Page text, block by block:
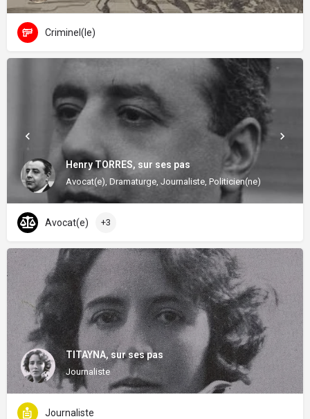
Criminel(le)
Henry TORRES, sur ses pas
Avocat(e), Dramaturge, Journaliste, Politicien(ne)
Avocat(e) +3
TITAYNA, sur ses pas
Journaliste
Journaliste